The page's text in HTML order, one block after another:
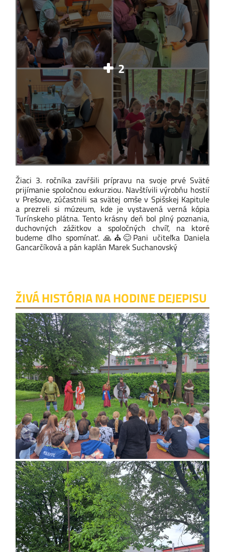
2
Žiaci 3. ročníka zavŕšili prípravu na svoje prvé Sväté
prijímanie spoločnou exkurziou. Navštívili výrobňu hostií
v Prešove, zúčastnili sa svätej omše v Spišskej Kapitule
a prezreli si múzeum, kde je vystavená verná kópia
Turínskeho plátna. Tento krásny deň bol plný poznania,
duchovných zážitkov a spoločných chvíľ, na ktoré
budeme dlho spomínať.🙏 ⛪ 😊 Pani učiteľka Daniela
Gancarčíkováa pán kaplán Marek Suchanovský
ŽIVÁ HISTÓRIA NA HODINE DEJEPISU